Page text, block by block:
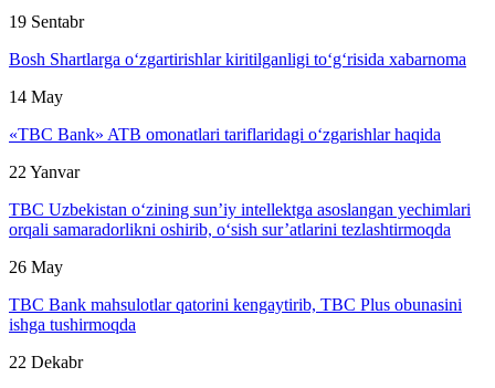
19 Sentabr
Bosh Shartlarga o‘zgartirishlar kiritilganligi to‘g‘risida xabarnoma
14 May
«TBC Bank» ATB omonatlari tariflaridagi o‘zgarishlar haqida
22 Yanvar
TBC Uzbekistan o‘zining sun’iy intellektga asoslangan yechimlari
orqali samaradorlikni oshirib, o‘sish sur’atlarini tezlashtirmoqda
26 May
TBC Bank mahsulotlar qatorini kengaytirib, TBC Plus obunasini
ishga tushirmoqda
22 Dekabr